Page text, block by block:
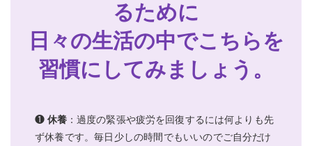
るために
日々の生活の中でこちらを
習慣にしてみましょう。
❶ 休養 ： 過度の緊張や疲労を回復するには何より も先
ず休養です。毎日少しの時間でもいいのでご自分だけ